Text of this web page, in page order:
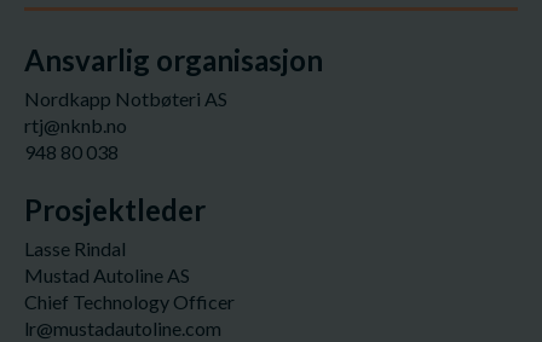
Ansvarlig organisasjon
Nordkapp Notbøteri AS
rtj@nknb.no
948 80 038
Prosjektleder
Lasse Rindal
Mustad Autoline AS
Chief Technology Officer
lr@mustadautoline.com